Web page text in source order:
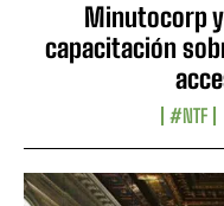
Minutocorp
capacitación
#NTF